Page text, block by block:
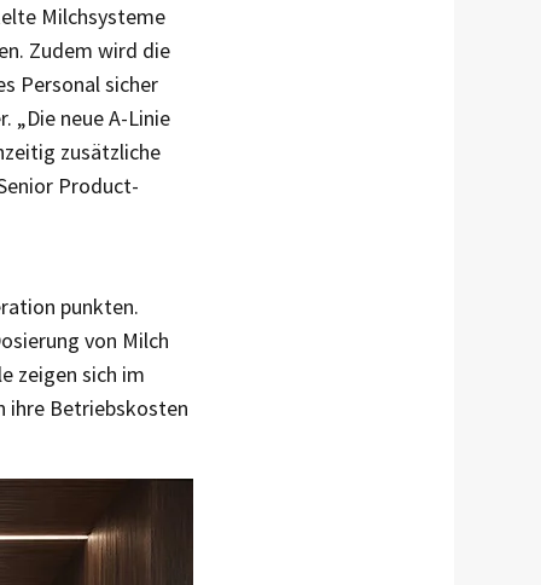
Milchsysteme
Zudem wird die
Personal sicher
„Die neue A-Linie
zusätzliche
Product-
punkten.
von Milch
zeigen sich im
ihre Betriebskosten